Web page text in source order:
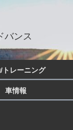
バンス
トレーニング
車情報